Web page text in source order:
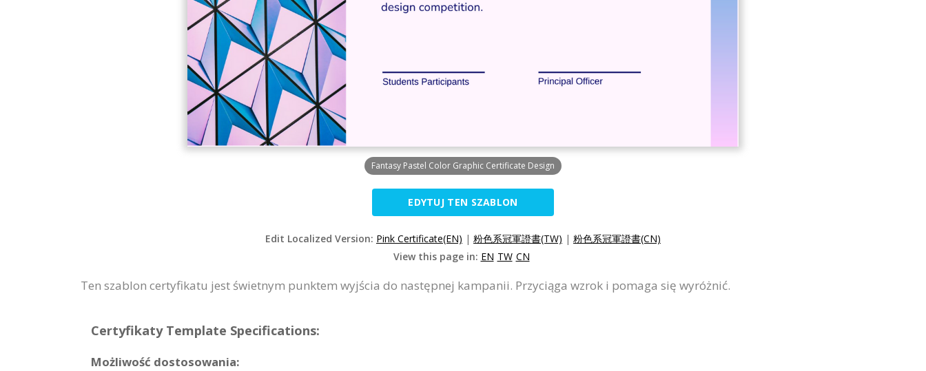
Fantasy Pastel Color Graphic Certificate Design
EDYTUJ TEN SZABLON
Edit Localized Version: Pink Certificate(EN) | 粉色系冠軍證書(TW) | 粉色系冠軍證書(CN)
View this page in: EN TW CN
Ten szablon certyfikatu jest świetnym punktem wyjścia do następnej kampanii. Przyciąga wzrok i pomaga się wyróżnić.
Certyfikaty Template Specifications:
Możliwość dostosowania: